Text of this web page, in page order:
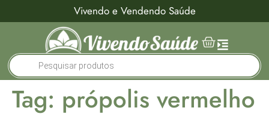
Vivendo e Vendendo Saúde
Tag: própolis vermelho